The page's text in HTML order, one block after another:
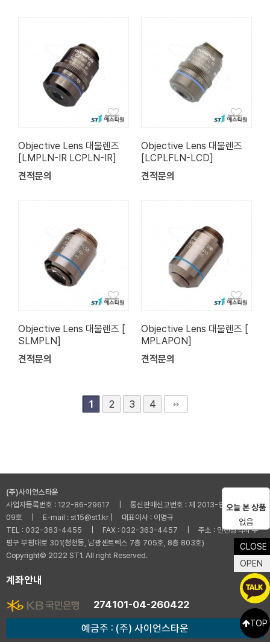
Objective Lens 대물렌즈
[LMPLN-IR LCPLN-IR]
견적문의
Objective Lens 대물렌즈
[LCPLFLN-LCD]
견적문의
Objective Lens 대물렌즈 [
SLMPLN]
견적문의
Objective Lens 대물렌즈 [
MPLAPON]
견적문의
1 2 3 4
(주)사이언스타운
사업자등록번호 : 122-86-29617 | 통신판매신고번호 : 제 2013-인천부평-001
09호 | E-mail : st15@st1.kr | 대표이사 : 이명규
TEL : 032-363-4455 | FAX : 032-363-4457 | 주소 : 인천광역시 부
평구 부평대로 301(청천동, 남광센트렉스 7층 705호, 8층 803호)
Copyright© 2022 ST1. All right Reserved.
계좌안내
274101-04-260422
예금주 : (주) 사이언스타운
CLOSE
OPEN
오늘 본 상품
없음
TOP